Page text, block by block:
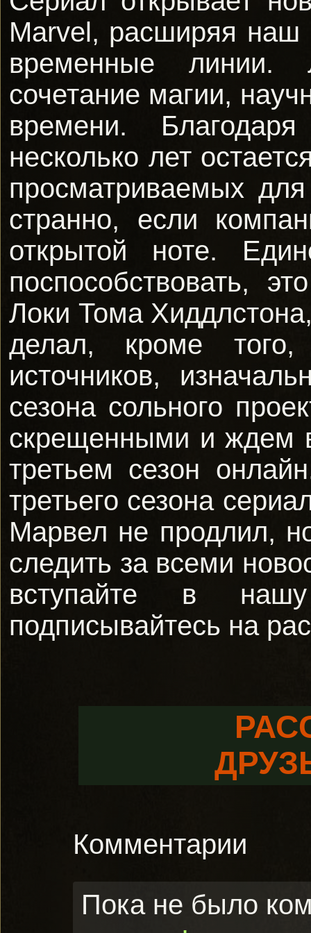
Marvel, расширяя наш
временные
сочетание магии,
времени.
несколько лет
просматриваемых
странно, если
открытой ноте.
поспособствовать,
Локи Тома
делал, кроме
источников,
сезона сольного
скрещенными и ждем
третьем сезон
третьего сезона
Марвел не продлил,
следить за всеми
вступайте в
подписывайтесь на
Комментарии
Пока не было